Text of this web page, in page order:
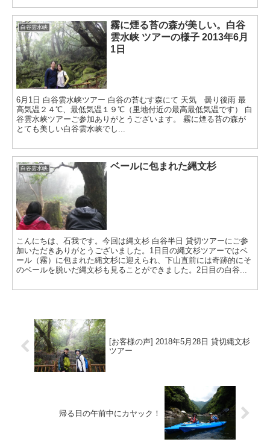
白谷雲水峡
霧に煙る苔の森が美しい。白谷
雲水峡 ツアーの様子 2013年6月
1日
6月1日 白谷雲水峡ツアー 白谷の苔むす森にて 天気 曇り後雨 最
高気温２４℃、最低気温１９℃（里地付近の最高最低気温です） 白
谷雲水峡ツアーご参加ありがとうございます。 霧に煙る苔の森が
とても美しい白谷雲水峡でし...
白谷雲水峡 ベールに包まれた縄文杉
こんにちは、石我です。今回は縄文杉 白谷半日 貸切ツアーにご参
加いただきありがとうございました。1日目の縄文杉ツアーではベ
ール（霧）に包まれた縄文杉に迎えられ、下山直前には奇跡的にそ
のベールを脱いだ縄文杉も見ることができました。2日目の白谷...
[お客様の声] 2018年5月28日 貸切縄文杉
ツアー
帰る日の午前中にカヤック！